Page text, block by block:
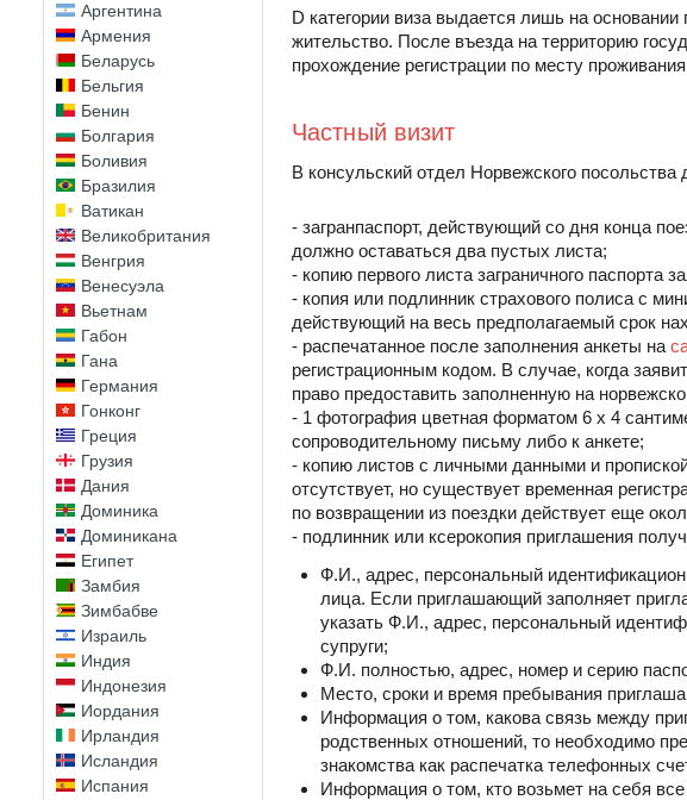
Аргентина
Армения
Беларусь
Бельгия
Бенин
Болгария
Боливия
Бразилия
Ватикан
Великобритания
Венгрия
Венесуэла
Вьетнам
Габон
Гана
Германия
Гонконг
Греция
Грузия
Дания
Доминика
Доминикана
Египет
Замбия
Зимбабве
Израиль
Индия
Индонезия
Иордания
Ирландия
Исландия
Испания
D категории виза выдается лишь на
жительство. После въезда на территорию
прохождение регистрации по месту
Частный визит
В консульский отдел Норвежского
- загранпаспорт, действующий со дня конца
должно оставаться два пустых листа;
- копию первого листа заграничного паспорта
- копия или подлинник страхового полиса с
действующий на весь предполагаемый срок
- распечатанное после заполнения анкеты на
регистрационным кодом. В случае, когда
право предоставить заполненную на
- 1 фотография цветная форматом 6 х 4
сопроводительному письму либо к анкете;
- копию листов с личными данными и
отсутствует, но существует временная
по возвращении из поездки действует еще
- подлинник или ксерокопия приглашения
Ф.И., адрес, персональный
лица. Если приглашающий заполняет
указать Ф.И., адрес, персональный
супруги;
Ф.И. полностью, адрес, номер и серию
Место, сроки и время пребывания
Информация о том, какова связь между
родственных отношений, то необходимо
знакомства как распечатка телефонных
Информация о том, кто возьмет на себя